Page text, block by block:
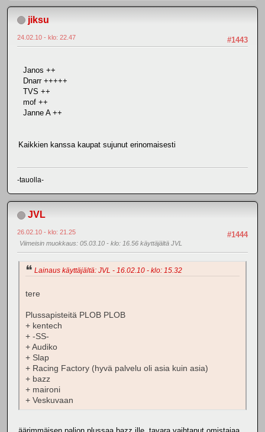
jiksu
#1443
24.02.10 - klo: 22.47
Janos ++
Dnarr +++++
TVS ++
mof ++
Janne A ++
Kaikkien kanssa kaupat sujunut erinomaisesti
-tauolla-
JVL
#1444
26.02.10 - klo: 21.25
Viimeisin muokkaus: 05.03.10 - klo: 16.56 käyttäjältä JVL
Lainaus käyttäjältä: JVL - 16.02.10 - klo: 15.32
tere
Plussapisteitä PLOB PLOB
+ kentech
+ -SS-
+ Audiko
+ Slap
+ Racing Factory (hyvä palvelu oli asia kuin asia)
+ bazz
+ maironi
+ Veskuvaan